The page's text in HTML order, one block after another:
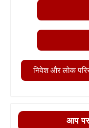
निवेश और लोक
आप पर